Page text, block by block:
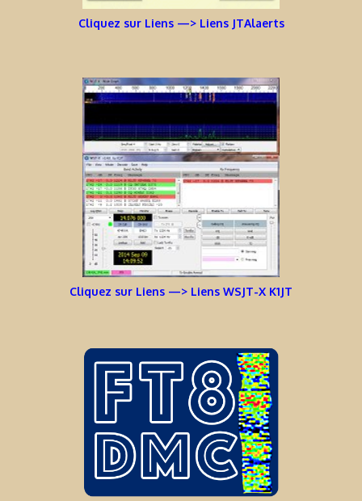
Cliquez sur Liens —> Liens JTAlaerts
Cliquez sur Liens —> Liens WSJT-X K1JT